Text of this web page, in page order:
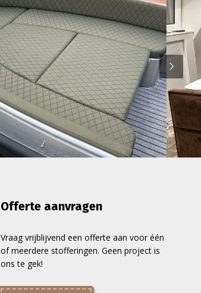
Offerte aanvragen
Vraag vrijblijvend een offerte aan voor één
of meerdere stofferingen. Geen project is
ons te gek!